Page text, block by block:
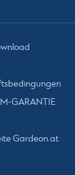
GARANTIE
Gardeon.at